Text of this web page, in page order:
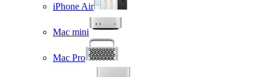
iPhone Air
Mac mini
Mac Pro